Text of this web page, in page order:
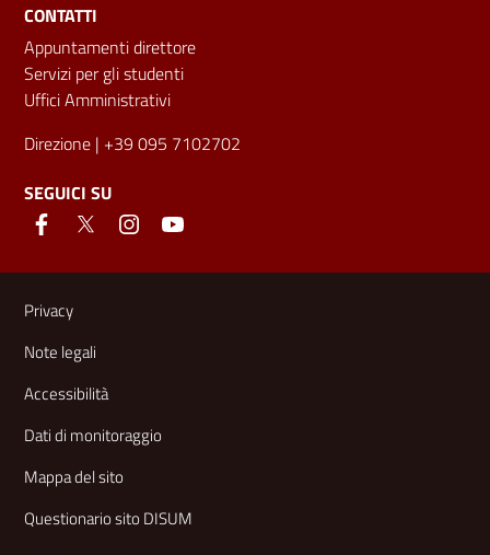
CONTATTI
Appuntamenti direttore
Servizi per gli studenti
Uffici Amministrativi
Direzione | +39 095 7102702
SEGUICI SU
Link e informazioni utili
Privacy
Note legali
Accessibilità
Dati di monitoraggio
Mappa del sito
Questionario sito DISUM